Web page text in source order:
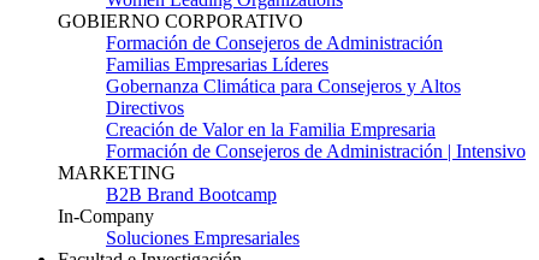
GOBIERNO CORPORATIVO
Formación de Consejeros de Administración
Familias Empresarias Líderes
Gobernanza Climática para Consejeros y Altos
Directivos
Creación de Valor en la Familia Empresaria
Formación de Consejeros de Administración | Intensivo
MARKETING
B2B Brand Bootcamp
In-Company
Soluciones Empresariales